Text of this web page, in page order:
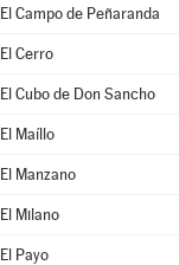
El Campo de Peñaranda
El Cerro
El Cubo de Don Sancho
El Maíllo
El Manzano
El Milano
El Payo